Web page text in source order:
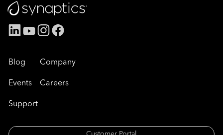
Blog
Events
Support
Company
Careers